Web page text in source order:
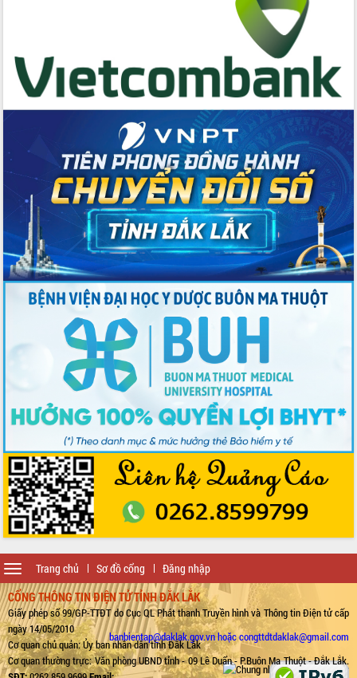
Trang chủ Sơ đồ cổng Đăng nhập
Toggle
navigation
CỔNG THÔNG TIN ĐIỆN TỬ TỈNH ĐẮK LẮK
Giấy phép số 99/GP-TTĐT do Cục QL Phát thanh Truyền hình và Thông tin Điện tử cấp
ngày 14/05/2010
Cơ quan chủ quản: Ủy ban nhân dân tỉnh Đắk Lắk
Cơ quan thường trực: Văn phòng UBND tỉnh - 09 Lê Duẩn - P.Buôn Ma Thuột - Đắk Lắk.
banbientap@daklak.gov.vn hoặc congttdtdaklak@gmail.com